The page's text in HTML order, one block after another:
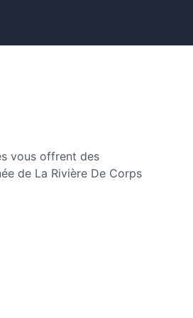
vous offrent des
de La Rivière De Corps